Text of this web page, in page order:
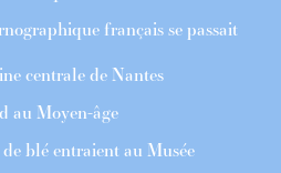
français se passait
centrale de Nantes
au Moyen-âge
blé entraient au Musée